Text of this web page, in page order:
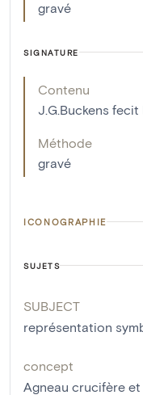
gravé
SIGNATURE
Contenu
J.G.Buckens fecit
Méthode
gravé
ICONOGRAPHIE
SUJETS
SUBJECT
représentation
concept
Agneau crucifère